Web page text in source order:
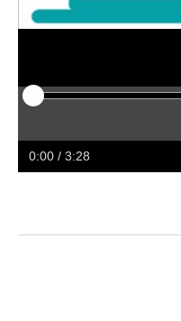
0:00 / 3:28